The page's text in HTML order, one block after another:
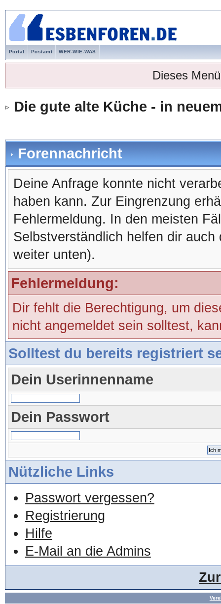
Portal Postamt WER-WIE-WAS
Dieses
Die gute alte Küche - in
Forennachricht
Deine Anfrage konnte nicht
haben kann. Zur Eingrenzung
Fehlermeldung. In den meisten
Selbstverständlich helfen dir
weiter unten).
Fehlermeldung:
Dir fehlt die Berechtigung, um
nicht angemeldet sein solltest,
Solltest du bereits registriert
Dein Userinnenname
Dein Passwort
Nützliche Links
Passwort vergessen?
Registrierung
Hilfe
E-Mail an die Admins